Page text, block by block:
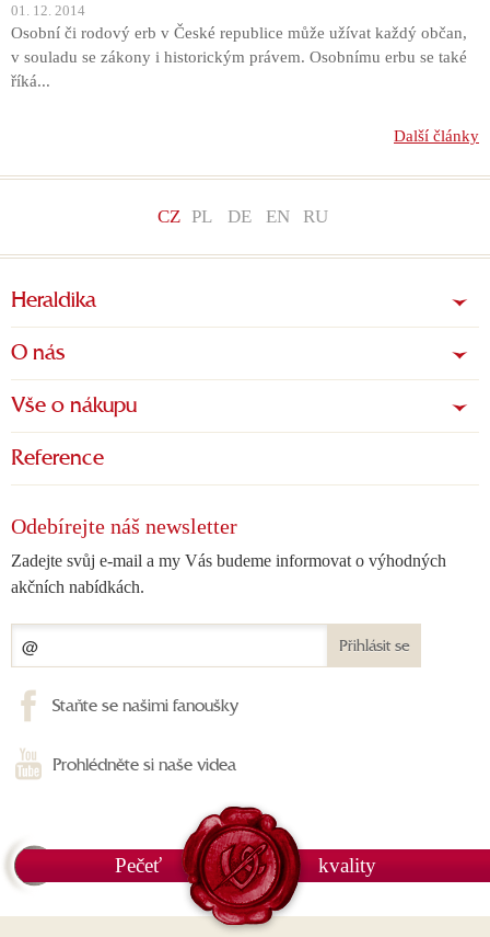
01. 12. 2014
Osobní či rodový erb v České republice může užívat každý občan,
v souladu se zákony i historickým právem. Osobnímu erbu se také
říká...
Další články
CZ PL DE EN RU
Heraldika
O nás
Vše o nákupu
Reference
Odebírejte náš newsletter
Zadejte svůj e-mail a my Vás budeme informovat o výhodných
akčních nabídkách.
Přihlásit se
Staňte se našimi fanoušky
Prohlédněte si naše videa
Pečeť kvality